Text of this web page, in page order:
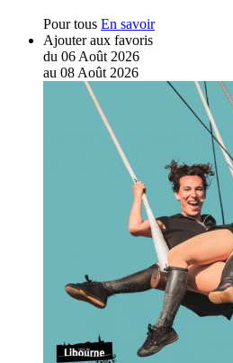
Pour tous En savoir
Ajouter aux favoris
du 06 Août 2026
au 08 Août 2026